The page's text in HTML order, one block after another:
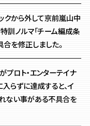
クから外して京前嵐山中
訓ノルマ「チーム編成条
を修正しました。
ロト・エンターテイナ
らずに達成すると、イ
ない事がある不具合を